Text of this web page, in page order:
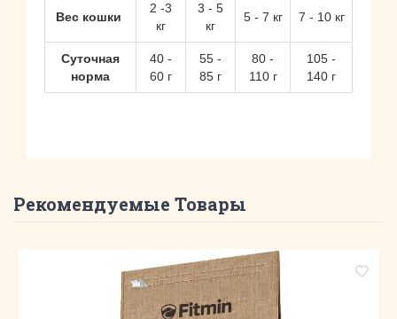
Вес кошки
2 -3
кг
3 - 5
кг
5 - 7 кг 7 - 10 кг
Суточная
норма
40 -
60 г
55 -
85 г
80 -
110 г
105 -
140 г
Рекомендуемые Товары